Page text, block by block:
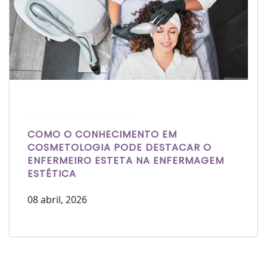
COMO O CONHECIMENTO EM
COSMETOLOGIA PODE DESTACAR O
ENFERMEIRO ESTETA NA ENFERMAGEM
ESTÉTICA
08 abril, 2026